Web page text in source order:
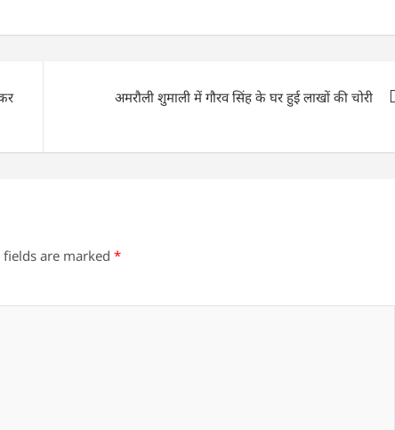
अमरौली शुमाली में गौरव सिंह के घर हुई लाखों की चोरी
fields are marked *